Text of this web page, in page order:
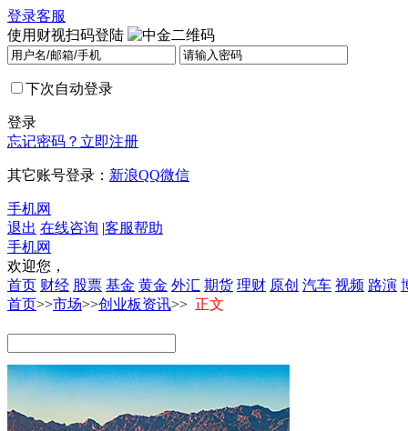
登录客服
使用财视扫码登陆
下次自动登录
登录
忘记密码？ 立即注册
其它账号登录： 新浪QQ微信
手机网
退出 在线咨询 |客服帮助
手机网
欢迎您，
首页 财经 股票 基金 黄金 外汇 期货 理财 原创 汽车 视频 路演
首页>>市场>>创业板资讯>> 正文